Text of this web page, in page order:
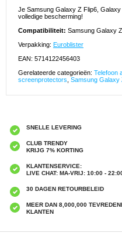
Je Samsung Galaxy Z Flip6,
volledige bescherming!
Compatibiliteit: Samsung Galaxy
Verpakking: Euroblister
EAN: 5714122456403
Gerelateerde categorieën: Telefoon
screenprotectors Samsung Galaxy
SNELLE LEVERING
CLUB TRENDY
KRIJG 7% KORTING
KLANTENSERVICE:
LIVE CHAT: MA-VRIJ: 10:00 -
30 DAGEN RETOURBELEID
MEER DAN 8,000,000
KLANTEN